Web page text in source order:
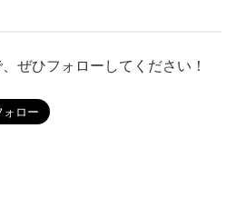
ぜひフォローしてください！